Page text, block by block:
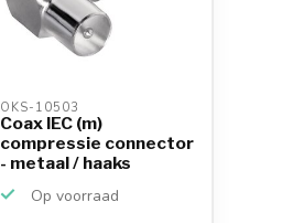
OKS-10503
Coax IEC (m)
compressie connector
- metaal / haaks
Op voorraad